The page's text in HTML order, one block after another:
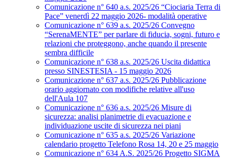
Comunicazione n° 640 a.s. 2025/26 “Ciociaria Terra di
Pace” venerdì 22 maggio 2026- modalità operative
Comunicazione n° 639 a.s. 2025/26 Convegno
“SerenaMENTE” per parlare di fiducia, sogni, futuro e
relazioni che proteggono, anche quando il presente
sembra difficile
Comunicazione n° 638 a.s. 2025/26 Uscita didattica
presso SINESTESIA - 15 maggio 2026
Comunicazione n° 637 a.s. 2025/26 Pubblicazione
orario aggiornato con modifiche relative all'uso
dell'Aula 107
Comunicazione n° 636 a.s. 2025/26 Misure di
sicurezza: analisi planimetrie di evacuazione e
individuazione uscite di sicurezza nei piani
Comunicazione n° 635 a.s. 2025/26 Variazione
calendario progetto Telefono Rosa 14, 20 e 25 maggio
Comunicazione n° 634 A.S. 2025/26 Progetto SIGMA